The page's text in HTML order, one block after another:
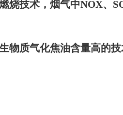
烧技术，烟气中NOX、
物质气化焦油含量高的